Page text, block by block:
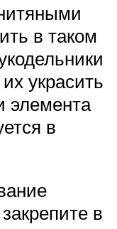
в таком
украсить
элемента
в
в